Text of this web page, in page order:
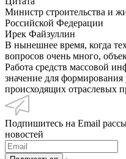
Министр строительства и
Российской Федерации
Ирек Файзуллин
В нынешнее время, когда
вопросов очень много,
Работа средств массовой
значение для
происходящих отраслевых
Подпишитесь на Email
новостей